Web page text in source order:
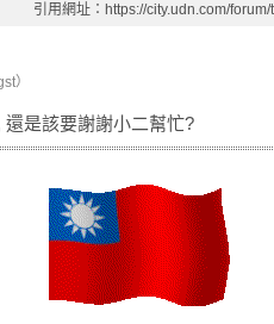
引用網址：https://city.udn.com/
）
還是該要謝謝小二幫忙?